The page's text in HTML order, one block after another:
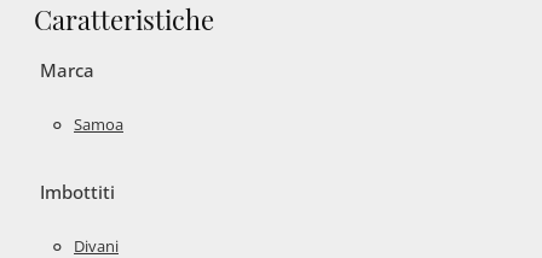
Caratteristiche
Marca
Samoa
Imbottiti
Divani